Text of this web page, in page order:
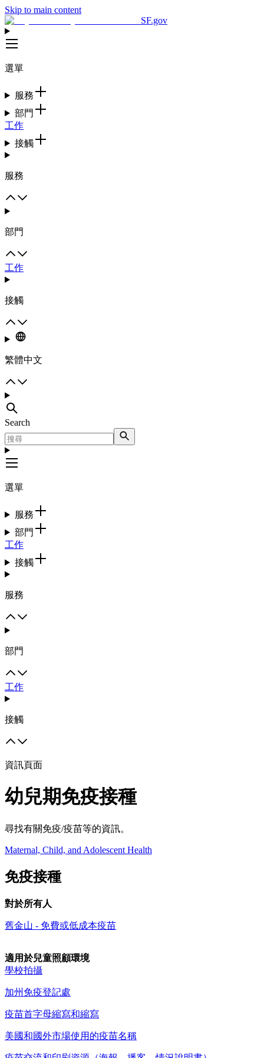
Skip to main content
SF.gov
選單
服務
部門
工作
接觸
服務
部門
工作
接觸
繁體中文
Search
選單
服務
部門
工作
接觸
服務
部門
工作
接觸
資訊頁面
幼兒期免疫接種
尋找有關免疫/疫苗等的資訊。
Maternal, Child, and Adolescent Health
免疫接種
對於所有人
舊金山 - 免費或低成本疫苗
適用於兒童照顧環境
學校拍攝
加州免疫登記處
疫苗首字母縮寫和縮寫
美國和國外市場使用的疫苗名稱